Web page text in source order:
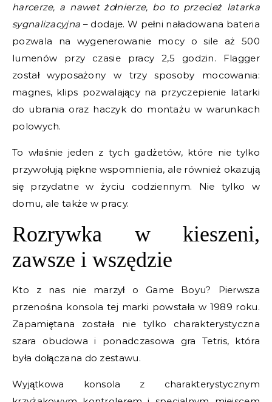
harcerze, a nawet żołnierze, bo to przecież latarka
sygnalizacyjna – dodaje. W pełni naładowana bateria
pozwala na wygenerowanie mocy o sile aż 500
lumenów przy czasie pracy 2,5 godzin. Flagger
został wyposażony w trzy sposoby mocowania:
magnes, klips pozwalający na przyczepienie latarki
do ubrania oraz haczyk do montażu w warunkach
polowych.
To właśnie jeden z tych gadżetów, które nie tylko
przywołują piękne wspomnienia, ale również okazują
się przydatne w życiu codziennym. Nie tylko w
domu, ale także w pracy.
Rozrywka w kieszeni,
zawsze i wszędzie
Kto z nas nie marzył o Game Boyu? Pierwsza
przenośna konsola tej marki powstała w 1989 roku.
Zapamiętana została nie tylko charakterystyczna
szara obudowa i ponadczasowa gra Tetris, która
była dołączana do zestawu.
Wyjątkowa konsola z charakterystycznym